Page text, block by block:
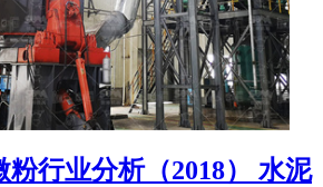
粉行业分析（2018） 水泥